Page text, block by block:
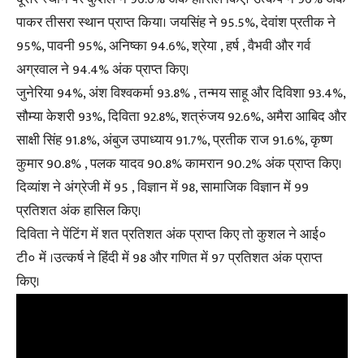
पाकर तीसरा स्थान प्राप्त किया। जयसिंह ने 95.5%, देवांश प्रतीक ने
95%, पावनी 95%, अनिष्का 94.6%, श्रेया , हर्ष , वैभवी और गर्व
अग्रवाल ने 94.4% अंक प्राप्त किए।
जुनेरिया 94%, अंश विश्वकर्मा 93.8% , तन्मय साहू और दिविशा 93.4%,
सौम्या केशरी 93%, दिविता 92.8%, शत्रुंजय 92.6%, अमैरा आबिद और
साक्षी सिंह 91.8%, अंबुज उपाध्याय 91.7%, प्रतीक राज 91.6%, कृष्ण
कुमार 90.8% , पलक यादव 90.8% कामरान 90.2% अंक प्राप्त किए।
दिव्यांश ने अंग्रेजी में 95 , विज्ञान में 98, सामाजिक विज्ञान में 99
प्रतिशत अंक हासिल किए।
दिविता ने पेंटिंग में शत प्रतिशत अंक प्राप्त किए तो कुशल ने आई०
टी० में ।उत्कर्ष ने हिंदी में 98 और गणित में 97 प्रतिशत अंक प्राप्त
किए।